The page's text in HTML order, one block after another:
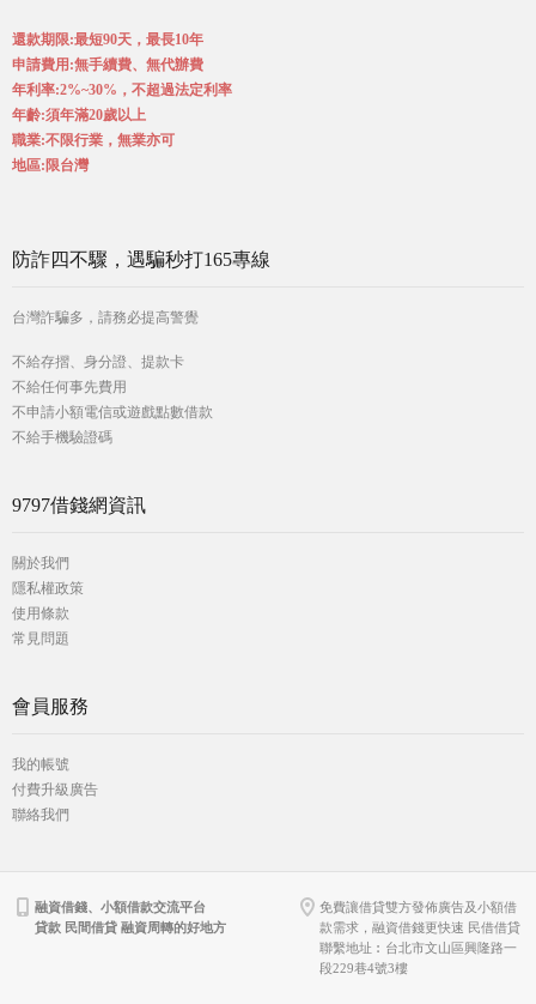
還款期限:最短90天，最長10年
申請費用:無手續費、無代辦費
年利率:2%~30%，不超過法定利率
年齡:須年滿20歲以上
職業:不限行業，無業亦可
地區:限台灣
防詐四不驟，遇騙秒打165專線
台灣詐騙多，請務必提高警覺
不給存摺、身分證、提款卡
不給任何事先費用
不申請小額電信或遊戲點數借款
不給手機驗證碼
9797借錢網資訊
關於我們
隱私權政策
使用條款
常見問題
會員服務
我的帳號
付費升級廣告
聯絡我們
融資借錢、小額借款交流平台
貸款 民間借貸 融資周轉的好地方
免費讓借貸雙方發佈廣告及小額借
款需求，融資借錢更快速 民借借貸
聯繫地址︰台北市文山區興隆路一
段229巷4號3樓